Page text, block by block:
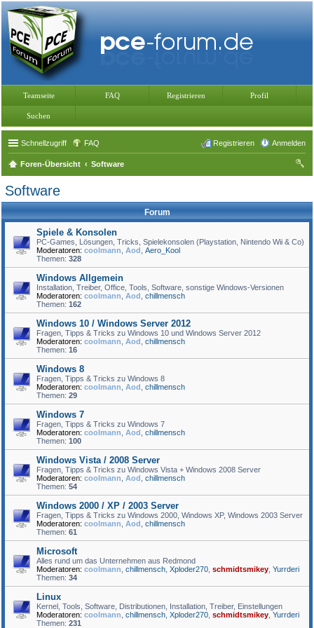
Teamseite FAQ Registrieren Profil
Suchen
Schnellzugriff FAQ Anmelden
Registrieren
Foren-Übersicht
Software
Software
Forum
Spiele & Konsolen
PC-Games, Lösungen, Tricks, Spielekonsolen (Playstation, Nintendo Wii & Co)
Moderatoren: coolmann Aod Aero_Kool
Themen: 328
Windows Allgemein
Installation, Treiber, Office, Tools, Software, sonstige Windows-Versionen
Moderatoren: coolmann Aod chillmensch
Themen: 162
Windows 10 / Windows Server 2012
Fragen, Tipps & Tricks zu Windows 10 und Windows Server 2012
Moderatoren: coolmann Aod chillmensch
Themen: 16
Windows 8
Fragen, Tipps & Tricks zu Windows 8
Moderatoren: coolmann Aod chillmensch
Themen: 29
Windows 7
Fragen, Tipps & Tricks zu Windows 7
Moderatoren: coolmann Aod chillmensch
Themen: 100
Windows Vista / 2008 Server
Fragen, Tipps & Tricks zu Windows Vista + Windows 2008 Server
Moderatoren: coolmann Aod chillmensch
Themen: 54
Windows 2000 / XP / 2003 Server
Fragen, Tipps & Tricks zu Windows 2000, Windows XP, Windows 2003 Server
Moderatoren: coolmann Aod chillmensch
Themen: 61
Microsoft
Alles rund um das Unternehmen aus Redmond
Moderatoren: coolmann chillmensch Xploder270 schmidtsmikey Yurrderi
Themen: 34
Linux
Kernel, Tools, Software, Distributionen, Installation, Treiber, Einstellungen
Moderatoren: coolmann chillmensch Xploder270 schmidtsmikey Yurrderi
Themen: 231